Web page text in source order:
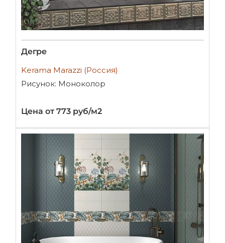
Дегре
Kerama Marazzi (Россия)
Рисунок: Моноколор
Цена от 773 руб/м2